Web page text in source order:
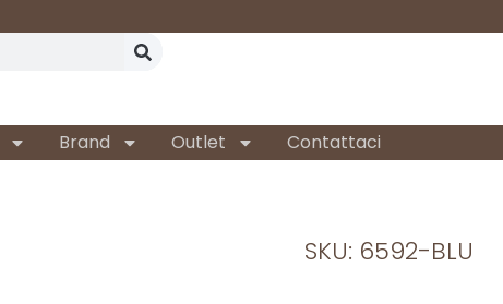
Brand Outlet Contattaci
SKU: 6592-BLU